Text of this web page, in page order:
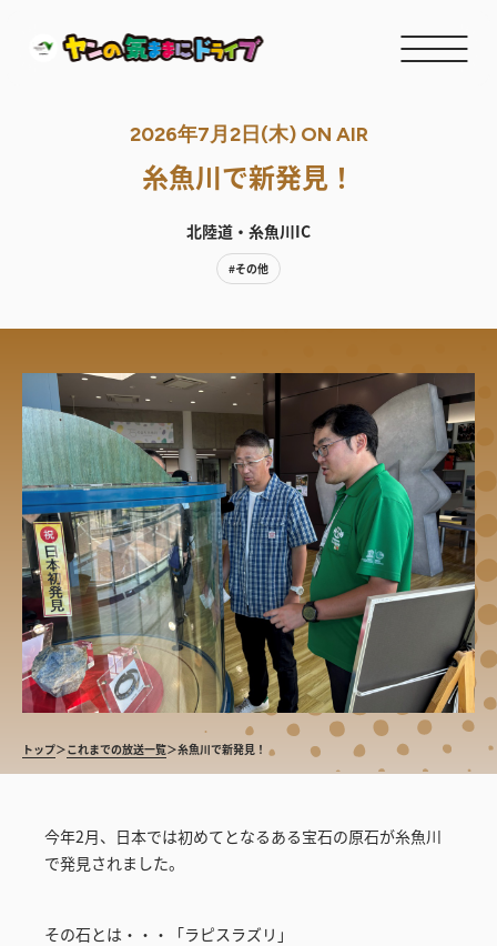
2026年7月2日(木) ON AIR
糸魚川で新発見！
北陸道・糸魚川IC
#その他
トップ＞これまでの放送一覧＞糸魚川で新発見！
今年2月、日本では初めてとなるある宝石の原石が糸魚川
で発見されました。
その石とは・・・「ラピスラズリ」